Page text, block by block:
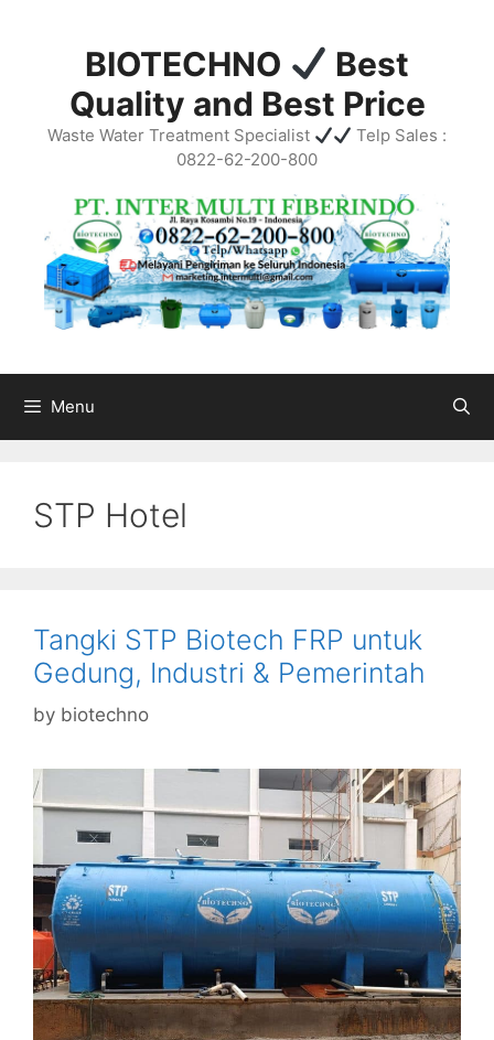
BIOTECHNO
Best
Quality and Best Price
Waste Water Treatment Specialist
Telp Sales :
0822-62-200-800
Menu
STP Hotel
Tangki STP Biotech FRP untuk
Gedung, Industri & Pemerintah
by biotechno